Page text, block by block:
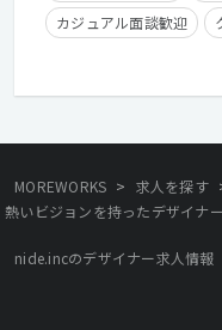
カジュアル面談歓迎
学歴不問
経験者優遇
MOREWORKS > 求人を探す
熱いビジョンを持ったデザイナ
nide.incのデザイナー求人情報